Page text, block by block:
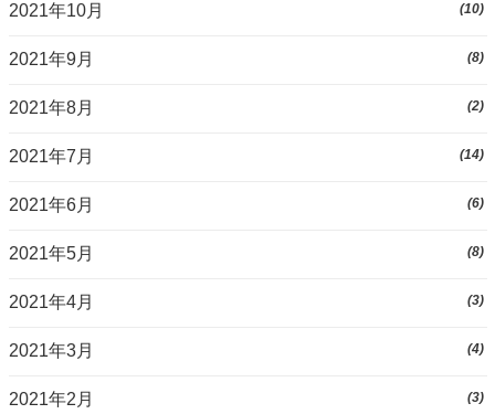
2021年10月 (10)
2021年9月 (8)
2021年8月 (2)
2021年7月 (14)
2021年6月 (6)
2021年5月 (8)
2021年4月 (3)
2021年3月 (4)
2021年2月 (3)